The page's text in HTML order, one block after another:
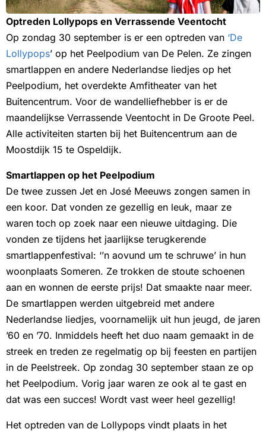
Optreden Lollypops en Verrassende Veentocht
Op zondag 30 september is er een optreden van ‘De
Lollypops’ op het Peelpodium van De Pelen. Ze zingen
smartlappen en andere Nederlandse liedjes op het
Peelpodium, het overdekte Amfitheater van het
Buitencentrum. Voor de wandelliefhebber is er de
maandelijkse Verrassende Veentocht in De Groote Peel.
Alle activiteiten starten bij het Buitencentrum aan de
Moostdijk 15 te Ospeldijk.
Smartlappen op het Peelpodium
De twee zussen Jet en José Meeuws zongen samen in
een koor. Dat vonden ze gezellig en leuk, maar ze
waren toch op zoek naar een nieuwe uitdaging. Die
vonden ze tijdens het jaarlijkse terugkerende
smartlappenfestival: ‘’n aovund um te schruwe’ in hun
woonplaats Someren. Ze trokken de stoute schoenen
aan en wonnen de eerste prijs! Dat smaakte naar meer.
De smartlappen werden uitgebreid met andere
Nederlandse liedjes, voornamelijk uit hun jeugd, de jaren
’60 en ’70. Inmiddels heeft het duo naam gemaakt in de
streek en treden ze regelmatig op bij feesten en partijen
in de Peelstreek. Op zondag 30 september staan ze op
het Peelpodium. Vorig jaar waren ze ook al te gast en
dat was een succes! Wordt vast weer heel gezellig!
Het optreden van de Lollypops vindt plaats in het